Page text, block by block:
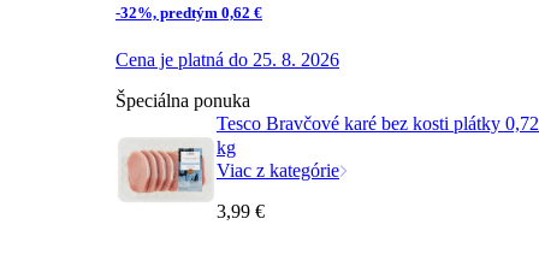
-32%, predtým 0,62 €
Cena je platná do 25. 8. 2026
Špeciálna ponuka
Tesco Bravčové karé bez kosti plátky
kg
Viac z kategórie
3,99 €